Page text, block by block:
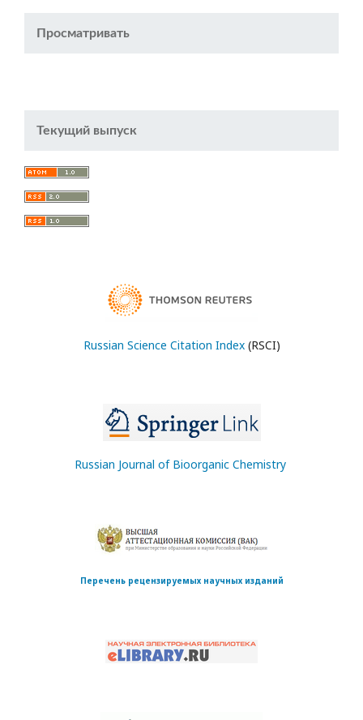
Просматривать
Текущий выпуск
Russian Science Citation Index(RSCI)
Russian Journal of Bioorganic Chemistry
Перечень рецензируемых научных изданий